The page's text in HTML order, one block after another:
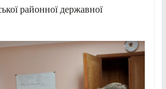
районної державної